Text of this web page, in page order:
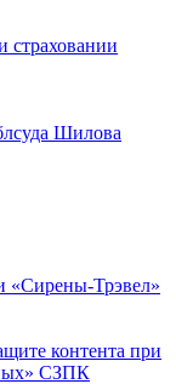
страховании
Шилова
«Сирены-Трэвел»
контента при
СЗПК